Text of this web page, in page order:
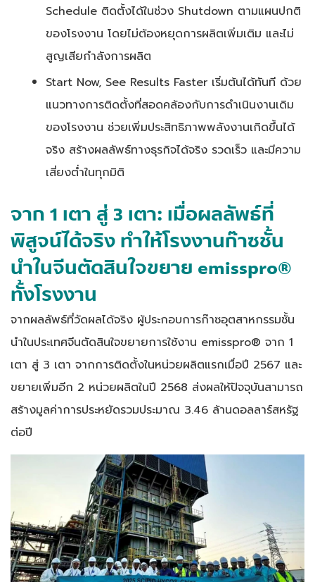
Schedule ติดตั้งได้ในช่วง Shutdown ตามแผนปกติ
ของโรงงาน โดยไม่ต้องหยุดการผลิตเพิ่มเติม และไม่
สูญเสียกำลังการผลิต
Start Now, See Results Faster เริ่มต้นได้ทันที ด้วย
แนวทางการติดตั้งที่สอดคล้องกับการดำเนินงานเดิม
ของโรงงาน ช่วยเพิ่มประสิทธิภาพพลังงานเกิดขึ้นได้
จริง สร้างผลลัพธ์ทางธุรกิจได้จริง รวดเร็ว และมีความ
เสี่ยงต่ำในทุกมิติ
จาก 1 เตา สู่ 3 เตา: เมื่อผลลัพธ์ที่
พิสูจน์ได้จริง ทำให้โรงงานก๊าซชั้น
นำในจีนตัดสินใจขยาย emisspro®
ทั้งโรงงาน
จากผลลัพธ์ที่วัดผลได้จริง ผู้ประกอบการก๊าซอุตสาหกรรมชั้น
นำในประเทศจีนตัดสินใจขยายการใช้งาน emisspro® จาก 1
เตา สู่ 3 เตา จากการติดตั้งในหน่วยผลิตแรกเมื่อปี 2567 และ
ขยายเพิ่มอีก 2 หน่วยผลิตในปี 2568 ส่งผลให้ปัจจุบันสามารถ
สร้างมูลค่าการประหยัดรวมประมาณ 3.46 ล้านดอลลาร์สหรัฐ
ต่อปี